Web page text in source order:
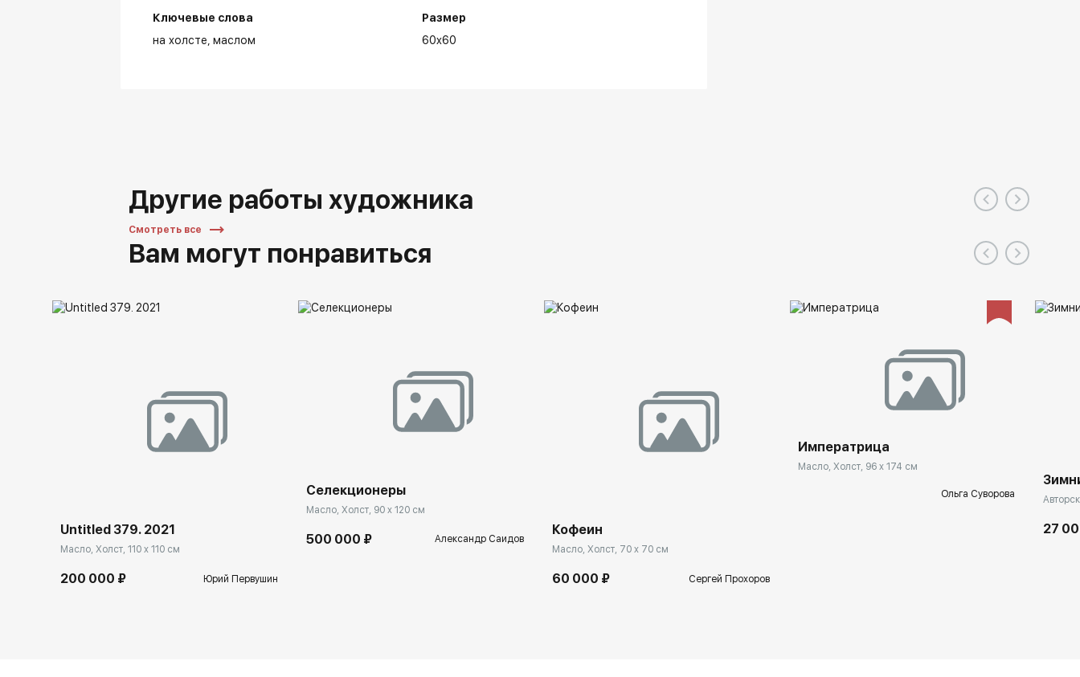
Ключевые слова
на холсте маслом
Размер
60x60
Другие работы художника
Смотреть все
Вам могут понравиться
Untitled 379. 2021
Масло, Холст, 110 x 110 см
200 000 ₽ Юрий Первушин
Селекционеры
Масло, Холст, 90 x 120 см
500 000 ₽ Александр Саидов
Кофеин
Масло, Холст, 70 x 70 см
60 000 ₽ Сергей Прохоров
Императрица
Масло, Холст, 96 x 174 см
Ольга Суворова
27